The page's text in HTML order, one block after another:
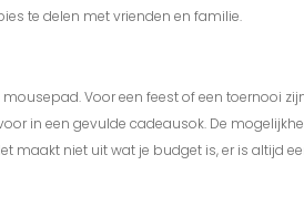
te delen met vrienden en familie.
Voor een feest of een toernooi
in een gevulde cadeausok. De
niet uit wat je budget is, er is altijd